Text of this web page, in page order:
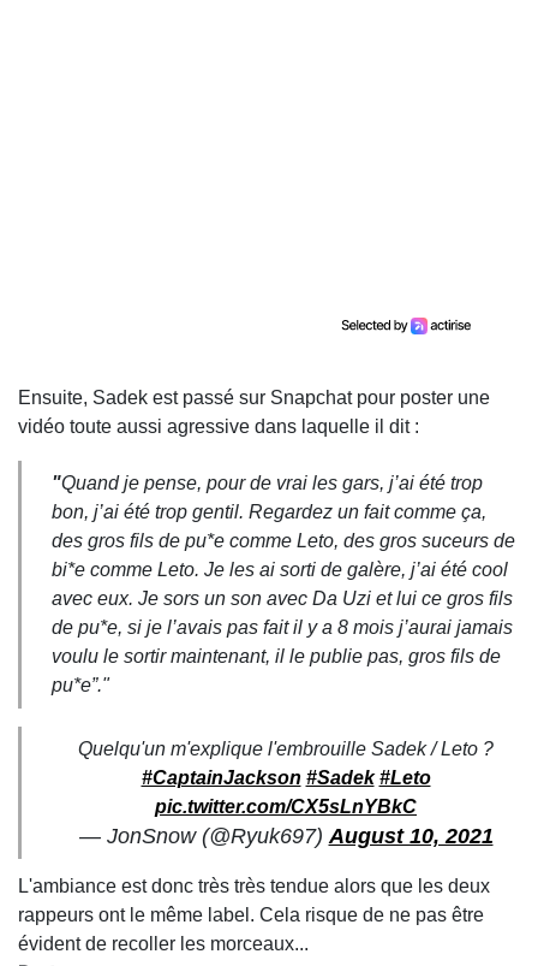
Ensuite, Sadek est passé sur Snapchat pour poster une
vidéo toute aussi agressive dans laquelle il dit :
"Quand je pense, pour de vrai les gars, j’ai été trop
bon, j’ai été trop gentil. Regardez un fait comme ça,
des gros fils de pu*e comme Leto, des gros suceurs de
bi*e comme Leto. Je les ai sorti de galère, j’ai été cool
avec eux. Je sors un son avec Da Uzi et lui ce gros fils
de pu*e, si je l’avais pas fait il y a 8 mois j’aurai jamais
voulu le sortir maintenant, il le publie pas, gros fils de
pu*e”."
Quelqu'un m'explique l'embrouille Sadek / Leto ?
#CaptainJackson #Sadek #Leto
pic.twitter.com/CX5sLnYBkC
— JonSnow (@Ryuk697)August 10, 2021
L'ambiance est donc très très tendue alors que les deux
rappeurs ont le même label. Cela risque de ne pas être
évident de recoller les morceaux...